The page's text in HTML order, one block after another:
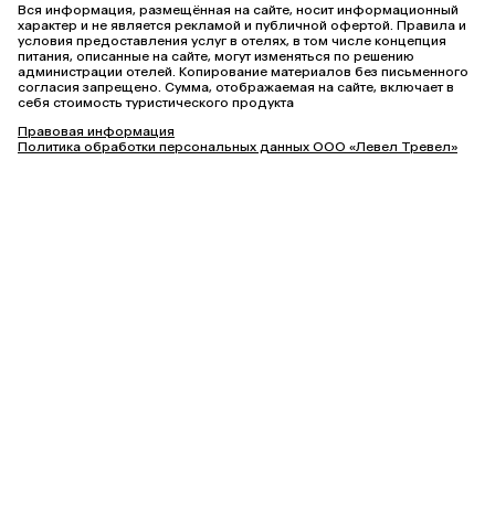
Вся информация, размещённая на сайте, носит информационный
характер и не является рекламой и публичной офертой. Правила и
условия предоставления услуг в отелях, в том числе концепция
питания, описанные на сайте, могут изменяться по решению
администрации отелей. Копирование материалов без письменного
согласия запрещено. Сумма, отображаемая на сайте, включает в
себя стоимость туристического продукта
Правовая информация
Политика обработки персональных данных ООО «Левел Тревел»